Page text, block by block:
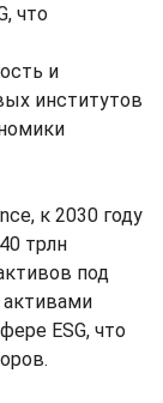
что
и
институтов
к 2030 году
трлн
под
ESG, что